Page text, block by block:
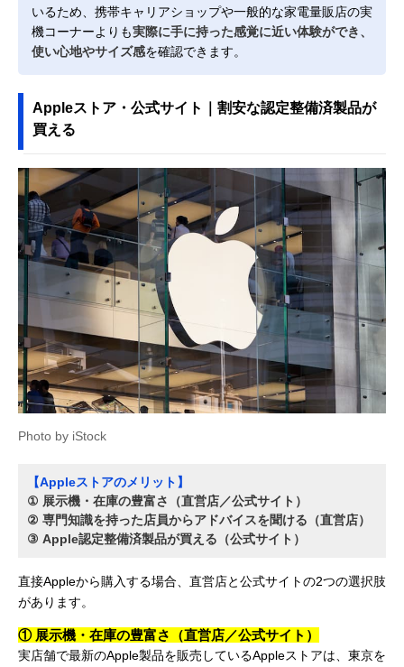
いるため、携帯キャリアショップや一般的な家電量販店の実
機コーナーよりも実際に手に持った感覚に近い体験ができ、
使い心地やサイズ感を確認できます。
Appleストア・公式サイト｜割安な認定整備済製品が
買える
Photo by iStock
【Appleストアのメリット】
① 展示機・在庫の豊富さ（直営店／公式サイト）
② 専門知識を持った店員からアドバイスを聞ける（直営店）
③ Apple認定整備済製品が買える（公式サイト）
直接Appleから購入する場合、直営店と公式サイトの2つの選択肢
があります。
① 展示機・在庫の豊富さ（直営店／公式サイト）
実店舗で最新のApple製品を販売しているAppleストアは、東京を